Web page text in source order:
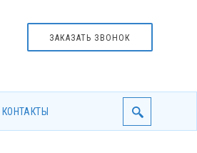
ЗАКАЗАТЬ ЗВОНОК
КОНТАКТЫ